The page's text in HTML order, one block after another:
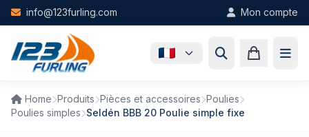
Skip to main content
info@123furling.com Mon compte
Home Produits Pièces et accessoires Poulies
Poulies simples Seldén BBB 20 Poulie simple fixe